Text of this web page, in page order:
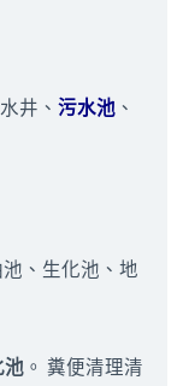
井、 污水池、
、生化池、地
池。 糞便清理清